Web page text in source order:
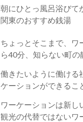
朝にひとっ風呂浴びて
関東のおすすめ銭湯
ちょっとそこまで、ワ
ら40分、知らない町の
働きたいように働ける
ケーションができるこ
ワーケーションは新し
観光の代替ではないワ